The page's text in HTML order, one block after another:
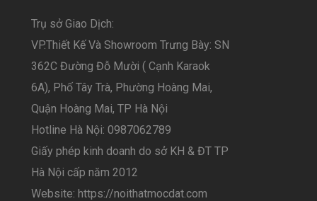
Trụ sở Giao Dịch:
VP.Thiết Kế Và Showroom Trưng Bày: SN
362C Đường Đỗ Mười ( Cạnh Karaok
6A), Phố Tây Trà, Phường Hoàng Mai,
Quận Hoàng Mai, TP Hà Nội
Hotline Hà Nội: 0987062789
Giấy phép kinh doanh do sở KH & ĐT TP
Hà Nội cấp năm 2012
Website: https://noithatmocdat.com